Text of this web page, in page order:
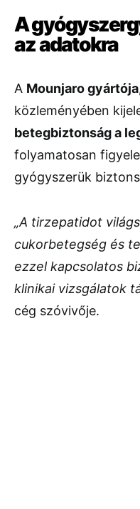
A
az adatokra
A Mounjaro
közleményében
betegbiztonság a
folyamatosan
gyógyszerük
„A tirzepatidot
cukorbetegség és
ezzel kapcsolatos
klinikai vizsgálatok
cég szóvivője.